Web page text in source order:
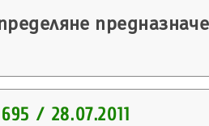
695 / 28.07.2011